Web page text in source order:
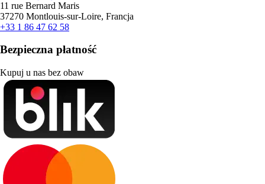
11 rue Bernard Maris
37270 Montlouis-sur-Loire, Francja
+33 1 86 47 62 58
Bezpieczna płatność
Kupuj u nas bez obaw